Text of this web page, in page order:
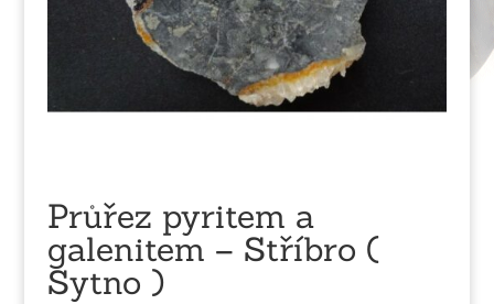
Průřez pyritem a
galenitem – Stříbro (
Sytno )